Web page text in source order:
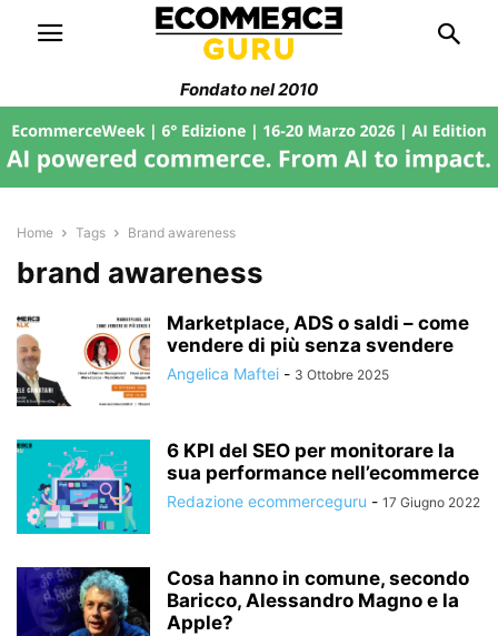
Fondato nel 2010
Home Tags Brand awareness
brand awareness
Marketplace, ADS o saldi – come
vendere di più senza svendere
Angelica Maftei - 3 Ottobre 2025
6 KPI del SEO per monitorare la
sua performance nell’ecommerce
Redazione ecommerceguru - 17 Giugno 2022
Cosa hanno in comune, secondo
Baricco, Alessandro Magno e la
Apple?